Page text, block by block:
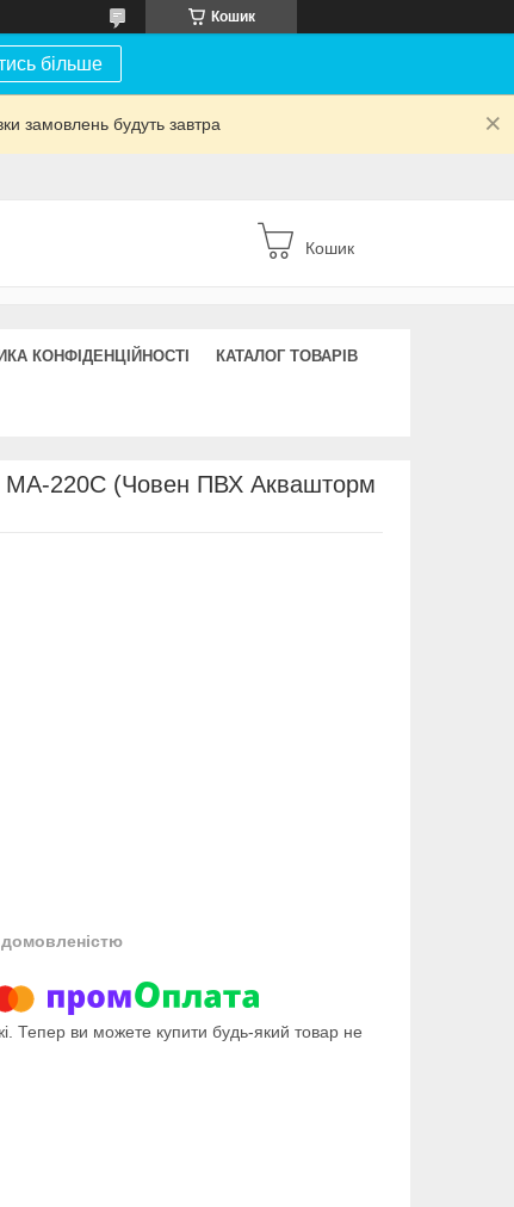
Кошик
більше
замовлень будуть завтра
Кошик
КОНФІДЕНЦІЙНОСТІ КАТАЛОГ ТОВАРІВ
220C (Човен ПВХ Аквашторм
домовленістю
Тепер ви можете купити будь-який товар не